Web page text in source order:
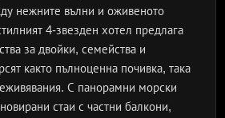
нежните вълни и оживеното
4-звезден хотел предлага
за двойки, семейства и
както пълноценна почивка, така
С панорамни морски
стаи с частни балкони,